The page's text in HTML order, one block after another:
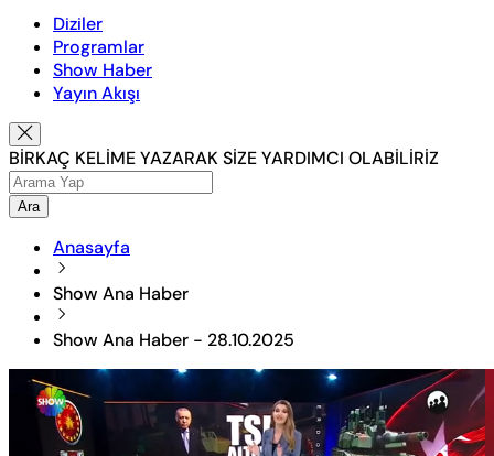
Diziler
Programlar
Show Haber
Yayın Akışı
BİRKAÇ KELİME YAZARAK SİZE YARDIMCI OLABİLİRİZ
Ara
Anasayfa
Show Ana Haber
Show Ana Haber - 28.10.2025